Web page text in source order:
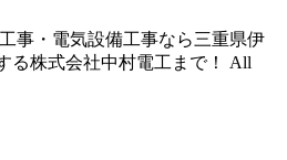
事・電気設備工事なら三重県伊
る株式会社中村電工まで！ All